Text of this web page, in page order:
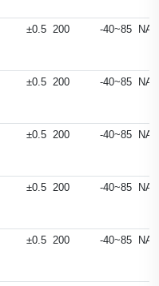
±0.5 200 -40~85 NA
±0.5 200 -40~85 NA
±0.5 200 -40~85 NA
±0.5 200 -40~85 NA
±0.5 200 -40~85 NA